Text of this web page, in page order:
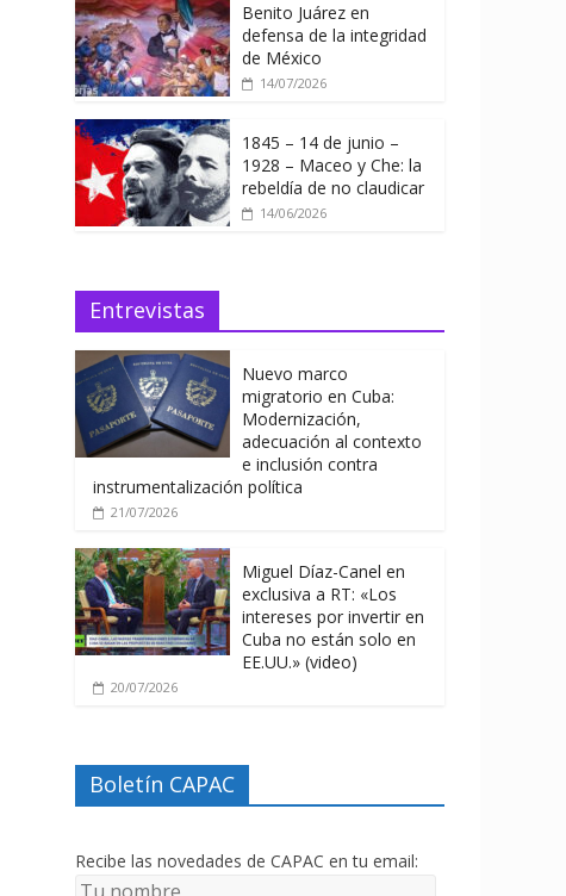
Benito Juárez en
defensa de la integridad
de México
14/07/2026
1845 – 14 de junio –
1928 – Maceo y Che: la
rebeldía de no claudicar
14/06/2026
Entrevistas
Nuevo marco
migratorio en Cuba:
Modernización,
adecuación al contexto
e inclusión contra
instrumentalización política
21/07/2026
Miguel Díaz-Canel en
exclusiva a RT: «Los
intereses por invertir en
Cuba no están solo en
EE.UU.» (video)
20/07/2026
Boletín CAPAC
Recibe las novedades de CAPAC en tu email: